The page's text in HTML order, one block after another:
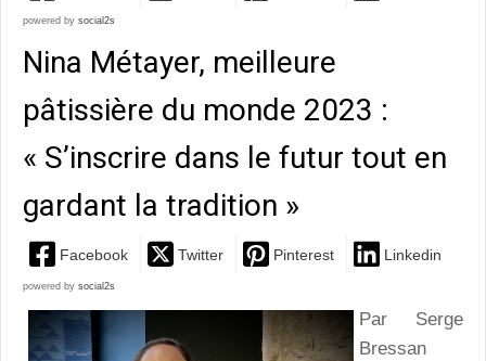
powered by social2s
Nina Métayer, meilleure
pâtissière du monde 2023 :
« S’inscrire dans le futur tout en
gardant la tradition »
Facebook Twitter Pinterest Linkedin
powered by social2s
Par Serge
Bressan